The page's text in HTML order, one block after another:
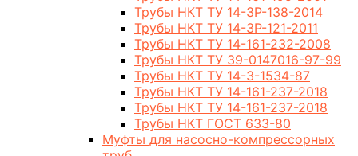
Трубы НКТ ТУ 14-3Р-138-2014
Трубы НКТ ТУ 14-3Р-121-2011
Трубы НКТ ТУ 14-161-232-2008
Трубы НКТ ТУ 39-0147016-97-99
Трубы НКТ ТУ 14-3-1534-87
Трубы НКТ ТУ 14-161-237-2018
Трубы НКТ ТУ 14-161-237-2018
Трубы НКТ ГОСТ 633-80
Муфты для насосно-компрессорных